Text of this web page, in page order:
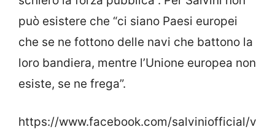
può esistere che “ci siano Paesi europei
che se ne fottono delle navi che battono la
loro bandiera, mentre l’Unione europea non
esiste, se ne frega”.
https://www.facebook.com/salviniofficial/v